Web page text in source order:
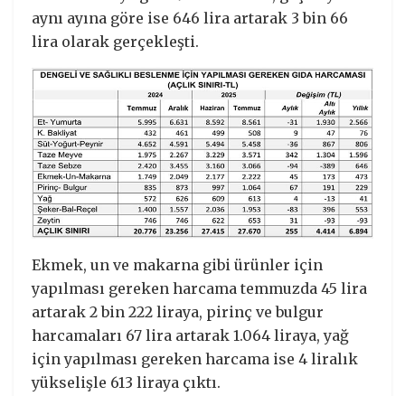
aynı ayına göre ise 646 lira artarak 3 bin 66
lira olarak gerçekleşti.
Ekmek, un ve makarna gibi ürünler için
yapılması gereken harcama temmuzda 45 lira
artarak 2 bin 222 liraya, pirinç ve bulgur
harcamaları 67 lira artarak 1.064 liraya, yağ
için yapılması gereken harcama ise 4 liralık
yükselişle 613 liraya çıktı.